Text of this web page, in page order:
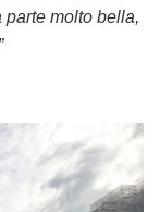
parte molto bella,